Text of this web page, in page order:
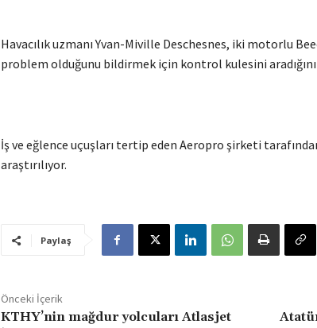
Havacılık uzmanı Yvan-Miville Deschesnes, iki motorlu
problem olduğunu bildirmek için kontrol kulesini
İş ve eğlence uçuşları tertip eden Aeropro şirketi
araştırılıyor.
Paylaş
Önceki İçerik
KTHY’nin mağdur yolcuları Atlasjet